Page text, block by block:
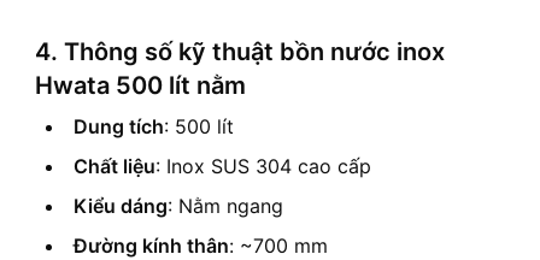
4. Thông số kỹ thuật bồn nước inox
Hwata 500 lít nằm
Dung tích: 500 lít
Chất liệu: Inox SUS 304 cao cấp
Kiểu dáng: Nằm ngang
Đường kính thân: ~700 mm